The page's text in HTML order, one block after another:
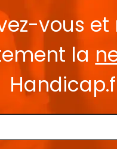
vous et
la